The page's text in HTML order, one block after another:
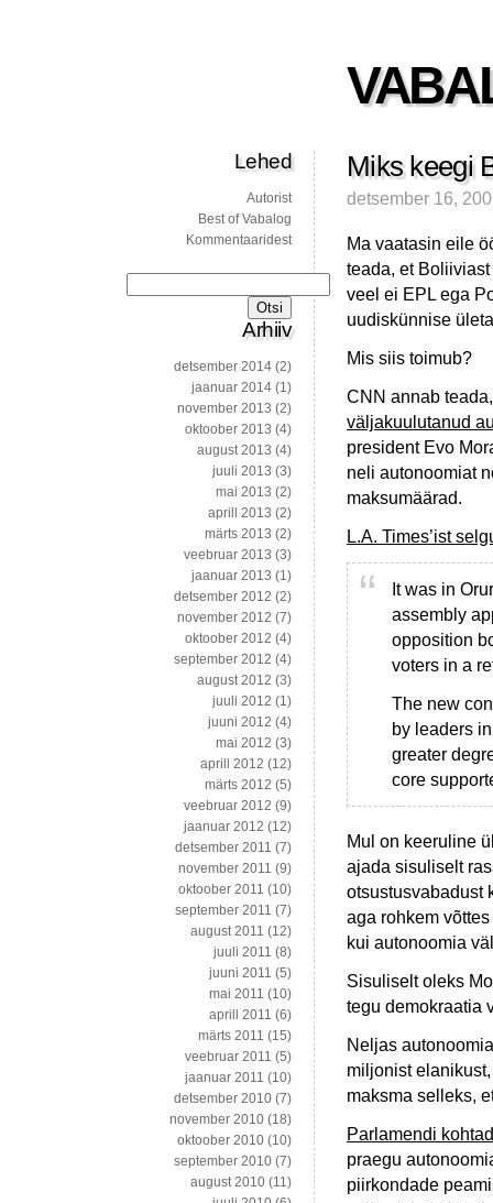
Miks keegi
detsember 16,
Ma vaatasin eile
teada, et
veel ei EPL ega
uudiskünnise
Mis siis toimub?
CNN annab
väljakuulutanud
president Evo
neli autonoomiat
maksumäärad.
L.A. Times’ist
It was in
assembly
opposition
voters in a
The new
by leaders
greater
core
Mul on keeruline
ajada sisuliselt
otsustusvabadust
aga rohkem
kui autonoomia
Sisuliselt oleks
tegu demokraatia
Neljas
miljonist
maksma selleks,
Parlamendi
praegu
piirkondade
Lehed
Autorist
Best of Vabalog
Kommentaaridest
Arhiiv
detsember 2014 (2)
jaanuar 2014 (1)
november 2013 (2)
oktoober 2013 (4)
august 2013 (4)
juuli 2013 (3)
mai 2013 (2)
aprill 2013 (2)
märts 2013 (2)
veebruar 2013 (3)
jaanuar 2013 (1)
detsember 2012 (2)
november 2012 (7)
oktoober 2012 (4)
september 2012 (4)
august 2012 (3)
juuli 2012 (1)
juuni 2012 (4)
mai 2012 (3)
aprill 2012 (12)
märts 2012 (5)
veebruar 2012 (9)
jaanuar 2012 (12)
detsember 2011 (7)
november 2011 (9)
oktoober 2011 (10)
september 2011 (7)
august 2011 (12)
juuli 2011 (8)
juuni 2011 (5)
mai 2011 (10)
aprill 2011 (6)
märts 2011 (15)
veebruar 2011 (5)
jaanuar 2011 (10)
detsember 2010 (7)
november 2010 (18)
oktoober 2010 (10)
september 2010 (7)
august 2010 (11)